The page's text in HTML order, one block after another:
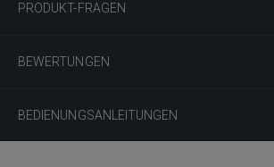
PRODUKT-FRAGEN
BEWERTUNGEN
BEDIENUNGSANLEITUNGEN